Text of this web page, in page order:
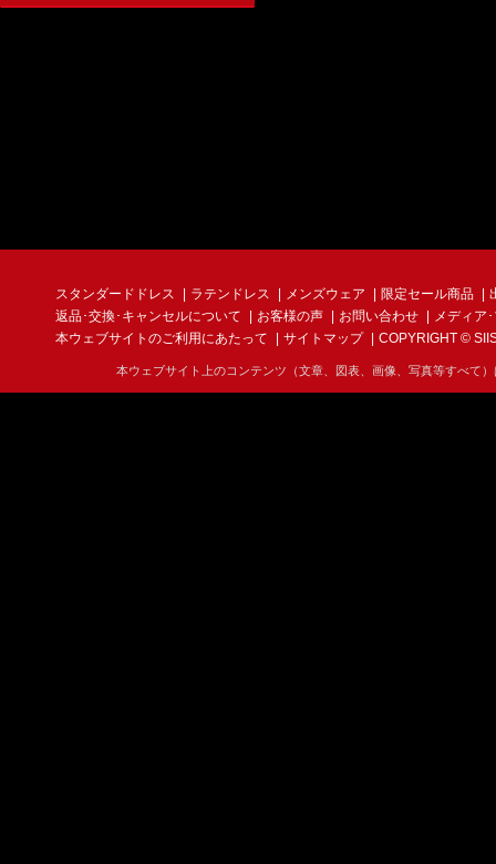
スタンダードドレス ラテンドレス メンズウェア 限定セール商品
返品･交換･キャンセルについて
お客様の声 お問い合わせ
メディア
本ウェブサイトのご利用にあたって
サイトマップ COPYRIGHT ©
本ウェブサイト上のコンテンツ（文章、図表、画像、写真等すべて